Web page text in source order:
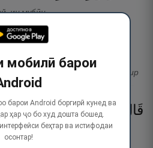
ин мубӣн.
агарчи пеши ту чизи
тафсир
قَالَ فَأْتِ بِهِۦٓ إِن كُنتَ مِنَ
с-содиқӣн.
мобилӣ барои
барои Android боргирӣ кунед ва
ҳар ҷо бо худ дошта бошед.
беҳтар ва истифодаи
осонтар!